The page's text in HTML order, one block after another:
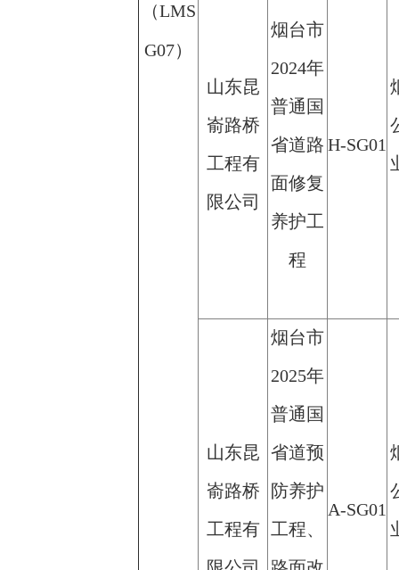
（LMS
G07）
山东昆
嵛路桥
工程有
限公司
烟台市
2024年
普通国
省道路
面修复
养护工
程
H-SG01
山东昆
嵛路桥
工程有
烟台市
2025年
普通国
省道预
防养护
工程、
A-SG01